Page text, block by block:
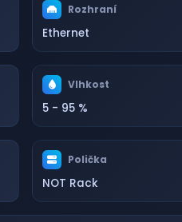
Rozhraní
Ethernet
Vlhkost
5 - 95 %
Polička
NOT Rack